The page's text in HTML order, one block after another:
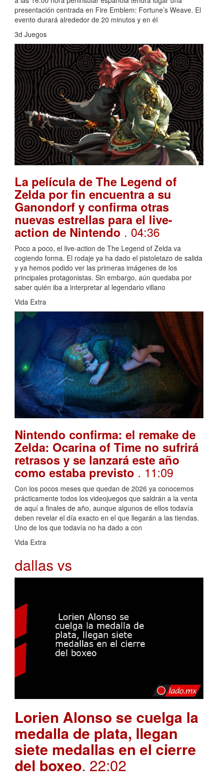
presentación centrada en Fire Emblem: Fortune’s Weave. El
evento durará alrededor de 20 minutos y en él
3d Juegos
La película de The Legend of
Zelda por fin encuentra a su
Ganondorf y confirma otras
nuevas estrellas para el live-
action de Nintendo . 04:36
Poco a poco, el live-action de The Legend of Zelda va
cogiendo forma. El rodaje ya ha dado el pistoletazo de salida
y ya hemos podido ver las primeras imágenes de los
principales protagonistas. Sin embargo, aún quedaba por
saber quién iba a interpretar al legendario villano
Vida Extra
Nintendo confirma: el remake de
Zelda: Ocarina of Time no sufrirá
retrasos y se lanzará este año
como estaba previsto . 11:09
Con los pocos meses que quedan de 2026 ya conocemos
prácticamente todos los videojuegos que saldrán a la venta
de aquí a finales de año, aunque algunos de ellos todavía
deben revelar el día exacto en el que llegarán a las tiendas.
Uno de los que todavía no ha dado a con
Vida Extra
dallas vs
Lorien Alonso se cuelga la
medalla de plata, llegan
siete medallas en el cierre
del boxeo. 22:02